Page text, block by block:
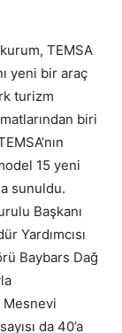
TEMSA
yeni bir araç
turizm
biri
15 yeni
sunuldu.
Başkanı
Yardımcısı
Baybars Dağ
da 40’a